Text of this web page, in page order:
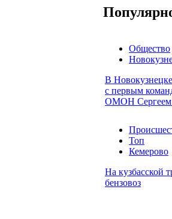
Общество
В
с первым
ОМОН Сергеем
Топ
Кемерово
На кузбасской
бензовоз